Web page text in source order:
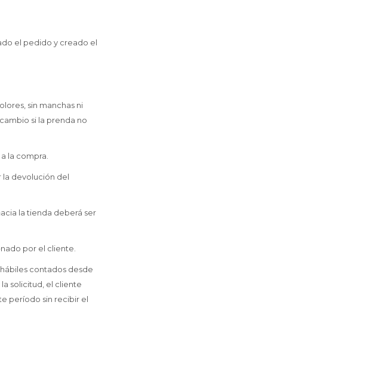
el pedido y creado el
sin manchas ni
si la prenda no
la compra.
la devolución del
la tienda deberá ser
por el cliente.
contados desde
solicitud, el cliente
período sin recibir el